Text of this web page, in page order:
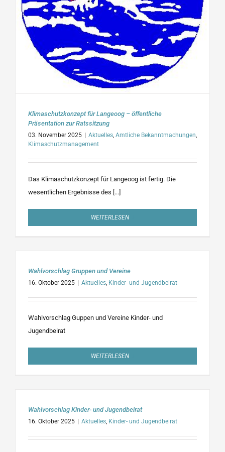
Klimaschutzkonzept für Langeoog – öffentliche
Präsentation zur Ratssitzung
03. November 2025 Aktuelles, Amtliche Bekanntmachungen,
Klimaschutzmanagement
Das Klimaschutzkonzept für Langeoog ist fertig. Die
wesentlichen Ergebnisse des [...]
WEITERLESEN
Wahlvorschlag Gruppen und Vereine
16. Oktober 2025 Aktuelles, Kinder- und Jugendbeirat
Wahlvorschlag Guppen und Vereine Kinder- und
Jugendbeirat
WEITERLESEN
Wahlvorschlag Kinder- und Jugendbeirat
16. Oktober 2025 Aktuelles, Kinder- und Jugendbeirat